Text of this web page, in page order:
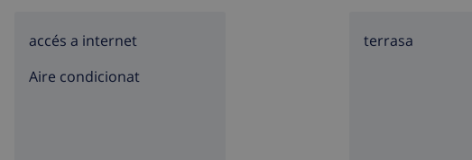
accés a internet
Aire condicionat
terrasa